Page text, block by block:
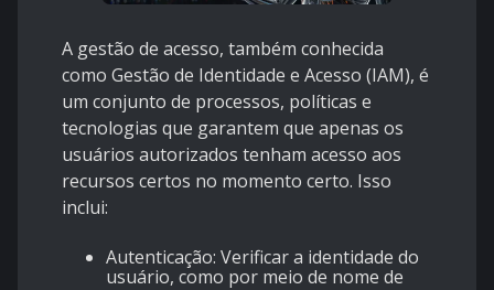
A gestão de acesso, também conhecida
como Gestão de Identidade e Acesso (IAM), é
um conjunto de processos, políticas e
tecnologias que garantem que apenas os
usuários autorizados tenham acesso aos
recursos certos no momento certo. Isso
inclui:
Autenticação: Verificar a identidade do
usuário, como por meio de nome de